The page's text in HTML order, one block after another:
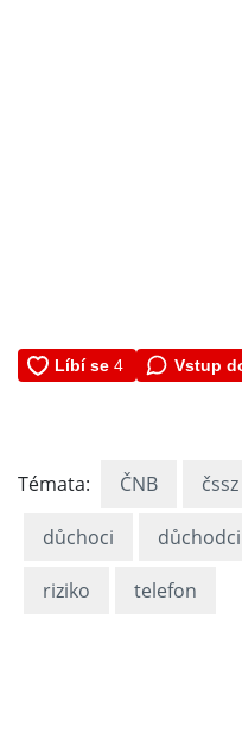
Vstup
Témata: ČNB čssz
důchoci důchodci
riziko telefon